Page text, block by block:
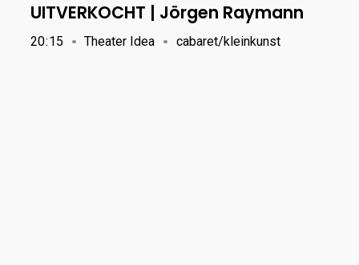
UITVERKOCHT | Jörgen Raymann
20:15 Theater Idea cabaret/kleinkunst